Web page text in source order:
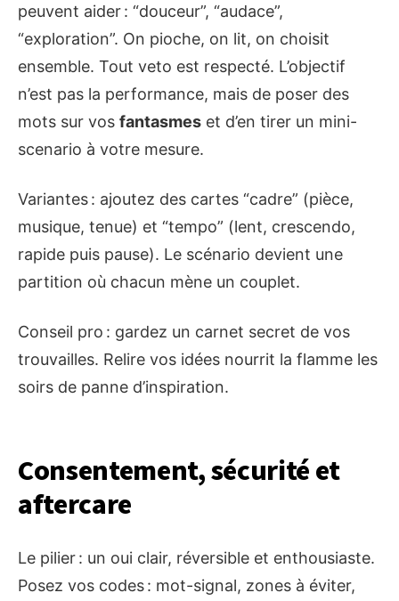
peuvent aider : “douceur”, “audace”,
“exploration”. On pioche, on lit, on choisit
ensemble. Tout veto est respecté. L’objectif
n’est pas la performance, mais de poser des
mots sur vos fantasmes et d’en tirer un mini-
scenario à votre mesure.
Variantes : ajoutez des cartes “cadre” (pièce,
musique, tenue) et “tempo” (lent, crescendo,
rapide puis pause). Le scénario devient une
partition où chacun mène un couplet.
Conseil pro : gardez un carnet secret de vos
trouvailles. Relire vos idées nourrit la flamme les
soirs de panne d’inspiration.
Consentement, sécurité et
aftercare
Le pilier : un oui clair, réversible et enthousiaste.
Posez vos codes : mot-signal, zones à éviter,